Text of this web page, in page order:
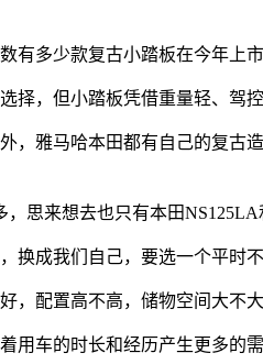
多少款复古小踏板在今年上市
但小踏板凭借重量轻、驾
雅马哈本田都有自己的复古
来想去也只有本田NS125LA和
成我们自己，要选一个平时不
置高不高，储物空间大不大
的时长和经历产生更多的需